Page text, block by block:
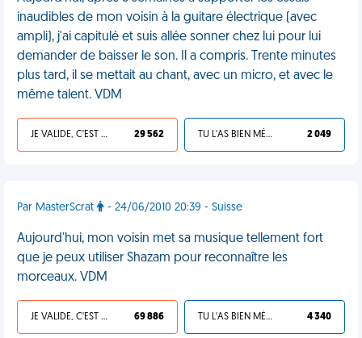
inaudibles de mon voisin à la guitare électrique (avec
ampli), j'ai capitulé et suis allée sonner chez lui pour lui
demander de baisser le son. Il a compris. Trente minutes
plus tard, il se mettait au chant, avec un micro, et avec le
même talent. VDM
JE VALIDE, C'EST UNE VDM 29 562 TU L'AS BIEN MÉRITÉ 2 049
Par MasterScrat - 24/06/2010 20:39 - Suisse
Aujourd'hui, mon voisin met sa musique tellement fort
que je peux utiliser Shazam pour reconnaître les
morceaux. VDM
JE VALIDE, C'EST UNE VDM 69 886 TU L'AS BIEN MÉRITÉ 4 340